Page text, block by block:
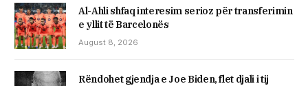
Al-Ahli shfaq interesim serioz për transferimin
e yllit të Barcelonës
August 8, 2026
Rëndohet gjendja e Joe Biden, flet djali i tij